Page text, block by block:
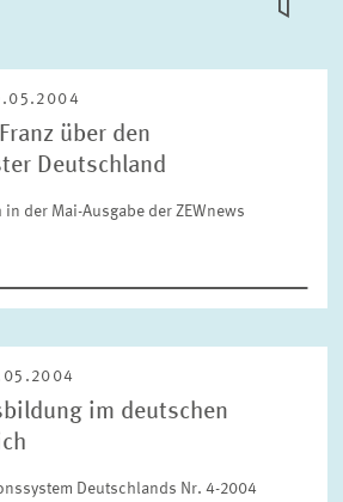
ÜBER DAS ZEW
Monat
über den
Deutschland
der Mai-Ausgabe der ZEWnews
im deutschen
Deutschlands Nr. 4-2004